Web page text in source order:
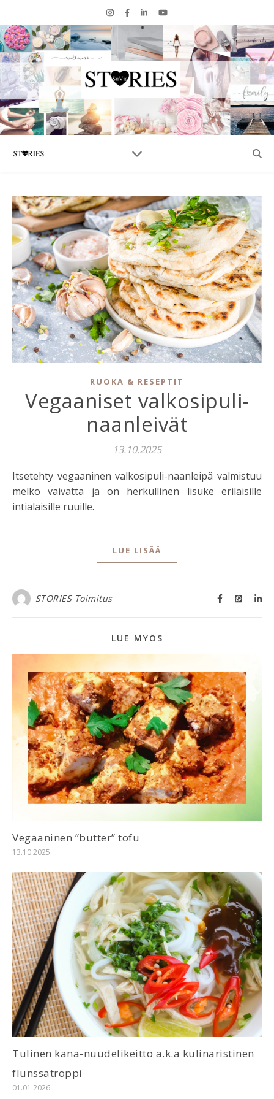
RUOKA & RESEPTIT
Vegaaniset valkosipuli-
naanleivät
13.10.2025
Itsetehty vegaaninen valkosipuli-naanleipä valmistuu
melko vaivatta ja on herkullinen lisuke erilaisille
intialaisille ruuille.
LUE LISÄÄ
STORIES Toimitus
LUE MYÖS
Vegaaninen ”butter” tofu
13.10.2025
Tulinen kana-nuudelikeitto a.k.a kulinaristinen
flunssatroppi
01.01.2026